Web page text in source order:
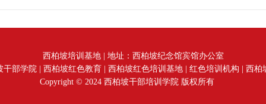
西柏坡培训基地 | 地址：西柏坡纪念馆宾馆办公室
干部学院
西柏坡红色教育 西柏坡红色培训基地 红色培训机构
西柏
Copyright © 2024 西柏坡干部培训学院 版权所有